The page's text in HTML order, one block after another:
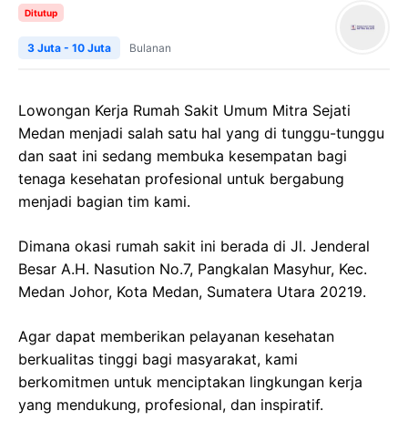
Ditutup
3 Juta - 10 Juta Bulanan
Lowongan Kerja Rumah Sakit Umum Mitra Sejati
Medan menjadi salah satu hal yang di tunggu-tunggu
dan saat ini sedang membuka kesempatan bagi
tenaga kesehatan profesional untuk bergabung
menjadi bagian tim kami.
Dimana okasi rumah sakit ini berada di Jl. Jenderal
Besar A.H. Nasution No.7, Pangkalan Masyhur, Kec.
Medan Johor, Kota Medan, Sumatera Utara 20219.
Agar dapat memberikan pelayanan kesehatan
berkualitas tinggi bagi masyarakat, kami
berkomitmen untuk menciptakan lingkungan kerja
yang mendukung, profesional, dan inspiratif.